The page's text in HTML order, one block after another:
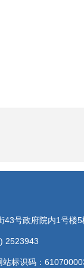
43号政府院内1号楼5
2523943
标识码：